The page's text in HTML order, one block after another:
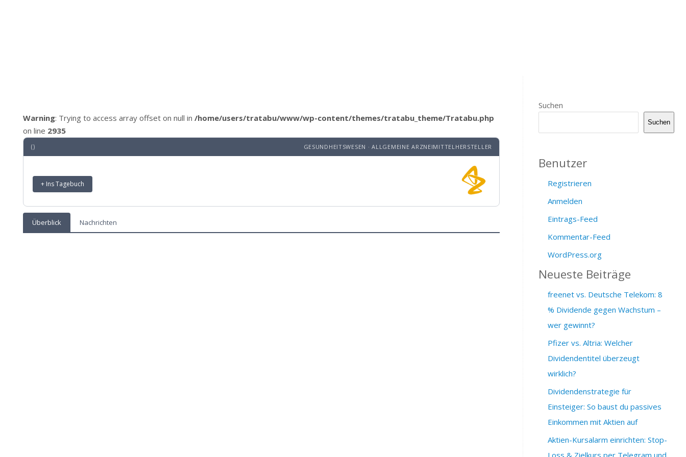
Warning: Trying to access array offset on null in /home/users/tratabu/www/wp-content/themes/tratabu_theme/Tratabu.php
on line 2935
() GESUNDHEITSWESEN · ALLGEMEINE ARZNEIMITTELHERSTELLER
+ Ins Tagebuch
Überblick Nachrichten
Suchen
Suchen
Benutzer
Registrieren
Anmelden
Eintrags-Feed
Kommentar-Feed
WordPress.org
Neueste Beiträge
freenet vs. Deutsche Telekom: 8
% Dividende gegen Wachstum –
wer gewinnt?
Pfizer vs. Altria: Welcher
Dividendentitel überzeugt
wirklich?
Dividendenstrategie für
Einsteiger: So baust du passives
Einkommen mit Aktien auf
Aktien-Kursalarm einrichten: Stop-
Loss & Zielkurs per Telegram und